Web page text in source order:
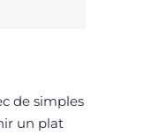
de simples
un plat